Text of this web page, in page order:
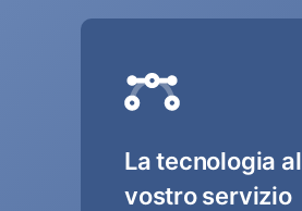
La tecnologia al
vostro servizio